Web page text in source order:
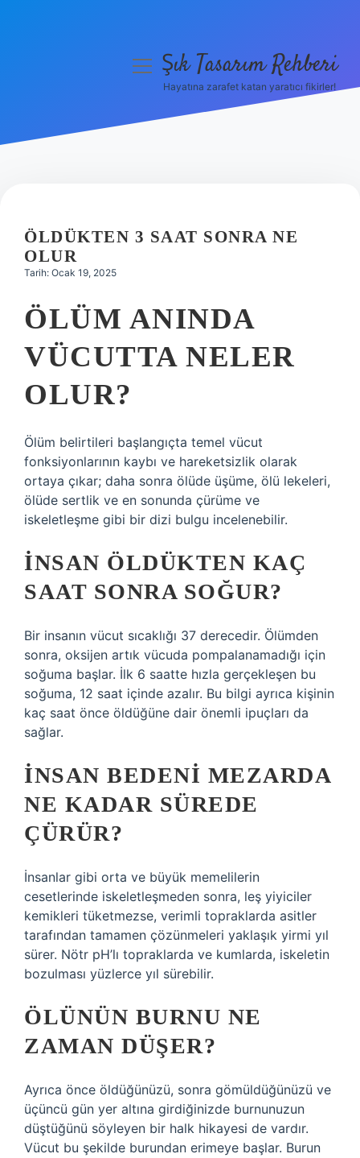
Hakkımızda
menüyüŞık Tasarım Rehberi
Hayatına zarafet katan yaratıcı fikirler!
ÖLDÜKTEN 3 SAAT SONRA NE
OLUR
Tarih: Ocak 19, 2025
ÖLÜM ANINDA
VÜCUTTA NELER
OLUR?
Ölüm belirtileri başlangıçta temel vücut
fonksiyonlarının kaybı ve hareketsizlik olarak
ortaya çıkar; daha sonra ölüde üşüme, ölü lekeleri,
ölüde sertlik ve en sonunda çürüme ve
iskeletleşme gibi bir dizi bulgu incelenebilir.
İNSAN ÖLDÜKTEN KAÇ
SAAT SONRA SOĞUR?
Bir insanın vücut sıcaklığı 37 derecedir. Ölümden
sonra, oksijen artık vücuda pompalanamadığı için
soğuma başlar. İlk 6 saatte hızla gerçekleşen bu
soğuma, 12 saat içinde azalır. Bu bilgi ayrıca kişinin
kaç saat önce öldüğüne dair önemli ipuçları da
sağlar.
İNSAN BEDENI MEZARDA
NE KADAR SÜREDE
ÇÜRÜR?
İnsanlar gibi orta ve büyük memelilerin
cesetlerinde iskeletleşmeden sonra, leş yiyiciler
kemikleri tüketmezse, verimli topraklarda asitler
tarafından tamamen çözünmeleri yaklaşık yirmi yıl
sürer. Nötr pH’lı topraklarda ve kumlarda, iskeletin
bozulması yüzlerce yıl sürebilir.
ÖLÜNÜN BURNU NE
ZAMAN DÜŞER?
Ayrıca önce öldüğünüzü, sonra gömüldüğünüzü ve
üçüncü gün yer altına girdiğinizde burnunuzun
düştüğünü söyleyen bir halk hikayesi de vardır.
Vücut bu şekilde burundan erimeye başlar. Burun